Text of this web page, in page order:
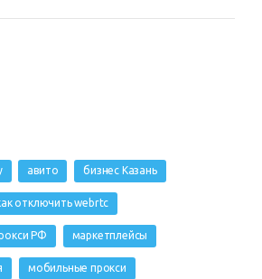
авито бизнес Казань
отключить webrtc
РФ маркетплейсы
мобильные прокси